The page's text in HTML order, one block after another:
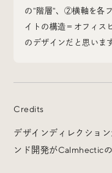
iDIDメディア編集部
れを、ほぼ毎日1つ
iDID Podcast
クリエイティブ業界
の"階層"、②横軸を各
イトの構造＝オフィス
のデザインだと思いま
Credits
デザインディレクショ
ンド開発がCalmhecticの